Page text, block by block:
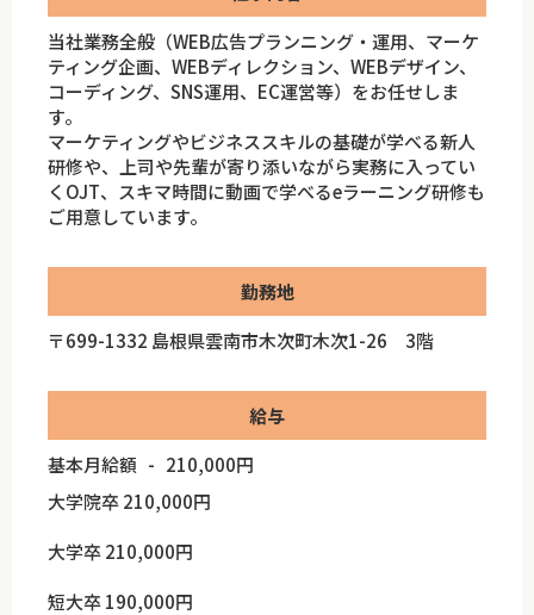
当社業務全般（WEB広告プランニング・運用、マーケ
ティング企画、WEBディレクション、WEBデザイン、
コーディング、SNS運用、EC運営等）をお任せしま
す。
マーケティングやビジネススキルの基礎が学べる新人
研修や、上司や先輩が寄り添いながら実務に入ってい
くOJT、スキマ時間に動画で学べるeラーニング研修も
ご用意しています。
勤務地
〒699-1332 島根県雲南市木次町木次1-26 3階
給与
基本月給額 - 210,000円
大学院卒 210,000円
大学卒 210,000円
短大卒 190,000円